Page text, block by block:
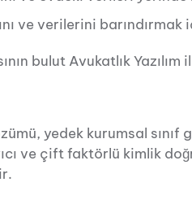
ve verilerini
bulut Avukatlık
yedek kurumsal
ve çift faktörlü kimlik